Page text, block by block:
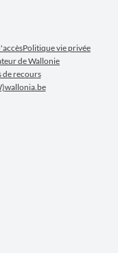
Politique vie privée
de Wallonie
de recours
wallonia.be